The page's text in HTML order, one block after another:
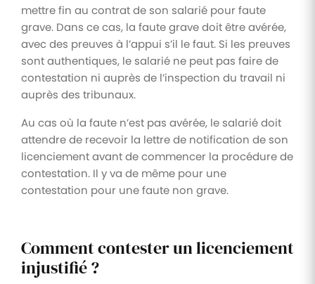
mettre fin au contrat de son salarié pour faute
grave. Dans ce cas, la faute grave doit être avérée,
avec des preuves à l’appui s’il le faut. Si les preuves
sont authentiques, le salarié ne peut pas faire de
contestation ni auprès de l’inspection du travail ni
auprès des tribunaux.
Au cas où la faute n’est pas avérée, le salarié doit
attendre de recevoir la lettre de notification de son
licenciement avant de commencer la procédure de
contestation. Il y va de même pour une
contestation pour une faute non grave.
Comment contester un licenciement
injustifié ?